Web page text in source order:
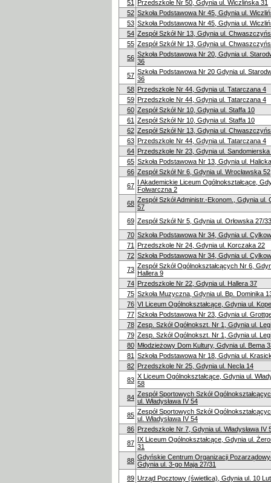
51
Przedszkole Nr 50, Gdynia ul. Wiczlińska 31
52 Szkoła Podstawowa Nr 45, Gdynia ul.
53 Szkoła Podstawowa Nr 45, Gdynia ul.
54 Zespół Szkół Nr 13, Gdynia ul.
55 Zespół Szkół Nr 13, Gdynia ul.
56 Szkoła Podstawowa Nr 20, Gdynia ul.
36
57 Szkoła Podstawowa Nr 20 Gdynia ul.
36
58 Przedszkole Nr 44, Gdynia ul. Tatarczana 4
59 Przedszkole Nr 44, Gdynia ul. Tatarczana 4
60 Zespół Szkół Nr 10, Gdynia ul. Staffa 10
61 Zespół Szkół Nr 10, Gdynia ul. Staffa 10
62 Zespół Szkół Nr 13, Gdynia ul.
63 Przedszkole Nr 44, Gdynia ul. Tatarczana 4
64 Przedszkole Nr 23, Gdynia ul. Sandomierska
65 Szkoła Podstawowa Nr 13, Gdynia ul.
66 Zespół Szkół Nr 6, Gdynia ul. Wrocławska 52
67 I Akademickie Liceum Ogólnokształcące,
Folwarczna 2
68 Zespół Szkół Administr.-Ekonom., Gdynia ul.
57
69 Zespół Szkół Nr 5, Gdynia ul. Orłowska 27/33
70 Szkoła Podstawowa Nr 34, Gdynia ul.
71 Przedszkole Nr 24, Gdynia ul. Korczaka 22
72 Szkoła Podstawowa Nr 34, Gdynia ul.
73 Zespół Szkół Ogólnokształcących Nr 6,
Hallera 9
74 Przedszkole Nr 22, Gdynia ul. Hallera 37
75 Szkoła Muzyczna, Gdynia ul. Bp. Dominika
76 VI Liceum Ogólnokształcące, Gdynia ul.
77 Szkoła Podstawowa Nr 23, Gdynia ul.
78 Zesp. Szkół Ogółnokszt. Nr 1, Gdynia ul.
79 Zesp. Szkół Ogólnokszt. Nr 1, Gdynia ul.
80 Młodzieżowy Dom Kultury, Gdynia ul. Bema
81 Szkoła Podstawowa Nr 18, Gdynia ul.
82 Przedszkole Nr 25, Gdynia ul. Necla 14
83 X Liceum Ogólnokształcące, Gdynia ul.
58
84 Zespół Sportowych Szkół
ul. Władysława IV 54
85 Zespół Sportowych Szkół
ul. Władysława IV 54
86 Przedszkole Nr 7, Gdynia ul. Władysława IV
87 IX Liceum Ogólnokształcące, Gdynia ul.
31
88 Gdyńskie Centrum Organizacji
Gdynia ul. 3-go Maja 27/31
89 Urząd Pocztowy (świetlica), Gdynia ul. 10